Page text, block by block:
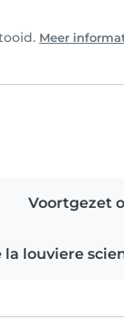
Meer
Voortgezet
louviere